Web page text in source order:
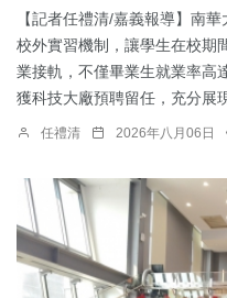
【記者任禮清/嘉義報導】南
校外實習機制，讓學生在校期
業接軌，不僅畢業生就業率高
獲科技大廠預聘留任，充分展
任禮清 2026年八月06日